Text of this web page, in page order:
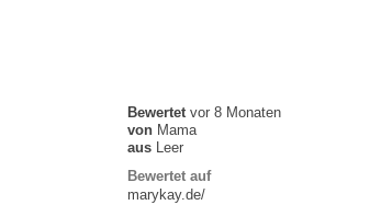
Bewertetvor 8 Monaten
von Mama
aus Leer
Bewertet auf
marykay.de/